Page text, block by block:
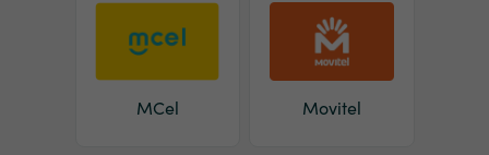
MCel Movitel